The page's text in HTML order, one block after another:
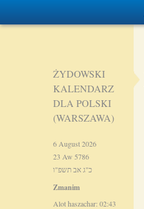
ŻYDOWSKI
KALENDARZ
DLA POLSKI
(WARSZAWA)
6 August 2026
23 Aw 5786
כ"ג אב תשפ"ו
Zmanim
Alot haszachar: 02:43